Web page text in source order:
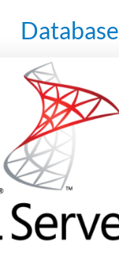
Database